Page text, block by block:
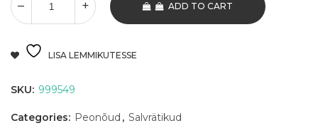
ADD TO CART
LISA LEMMIKUTESSE
SKU: 999549
Categories: Peonõud , Salvrätikud